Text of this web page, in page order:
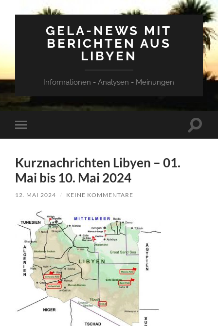
GELA-NEWS MIT
BERICHTEN AUS
LIBYEN
Informationen - Analysen - Meinungen
Mobile-
Menü
Kurznachrichten Libyen – 01.
Mai bis 10. Mai 2024
12. MAI 2024 / KEINE KOMMENTARE